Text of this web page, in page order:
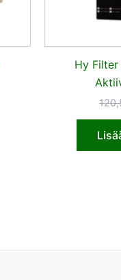
Hy